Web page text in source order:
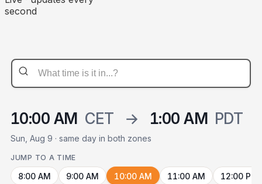
second
10:00 AM CET → 1:00 AM PDT
Sun, Aug 9 · same day in both zones
JUMP TO A TIME
8:00 AM 9:00 AM 10:00 AM 11:00 AM 12:00 PM